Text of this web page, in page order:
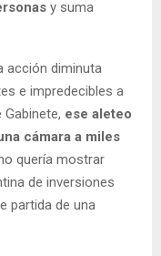
y suma
acción diminuta
e impredecibles a
ese aleteo
cámara a miles
quería mostrar
de inversiones
partida de una